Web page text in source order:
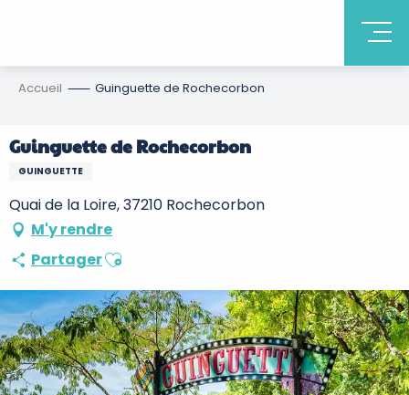
Accueil Guinguette de Rochecorbon
Guinguette de Rochecorbon
GUINGUETTE
Quai de la Loire, 37210 Rochecorbon
M'y rendre
PartagerAjouter aux favoris